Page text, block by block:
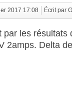
2017 17:08 Écrit par
les résultats
2amps. Delta